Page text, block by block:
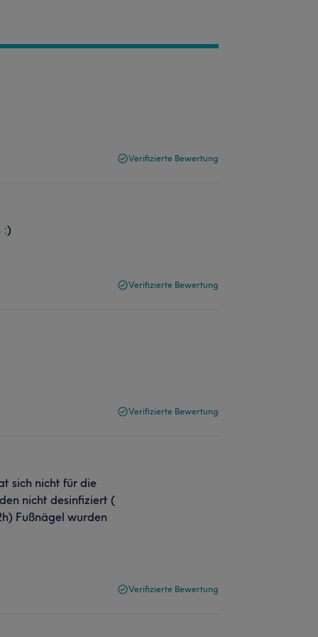
Verifizierte Bewertung
:)
Verifizierte Bewertung
Verifizierte Bewertung
sich nicht für die
nicht desinfiziert (
Fußnägel wurden
Verifizierte Bewertung